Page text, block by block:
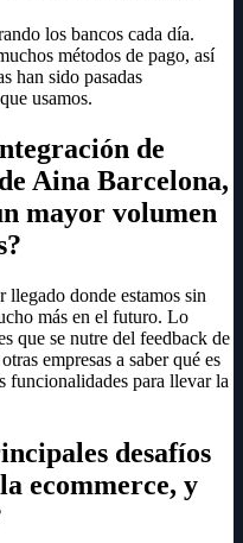
los bancos cada día.
métodos de pago, así
han sido pasadas
usamos.
de
Aina Barcelona,
mayor volumen
donde estamos sin
más en el futuro. Lo
que se nutre del feedback de
empresas a saber qué es
funcionalidades para llevar la
desafíos
ecommerce, y